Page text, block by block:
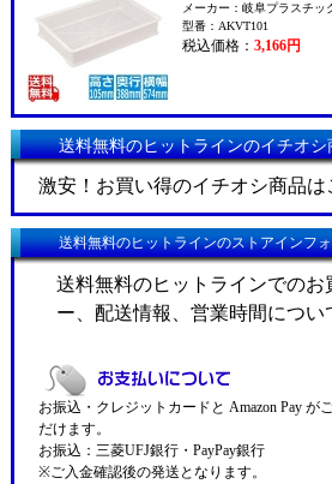
メーカー：岐阜プラスチッ
型番：AKVT101
税込価格： 3,166円
送料無料のヒットラインのイチオシ
激安！お買い得のイチオシ商品
送料無料のヒットラインのストアインフ
送料無料のヒットラインでの
ー、配送情報、営業時間につ
お振込・クレジットカードと Amazon Pay が
だけます。
お振込：三菱UFJ銀行・PayPay銀行
※ご入金確認後の発送となります。